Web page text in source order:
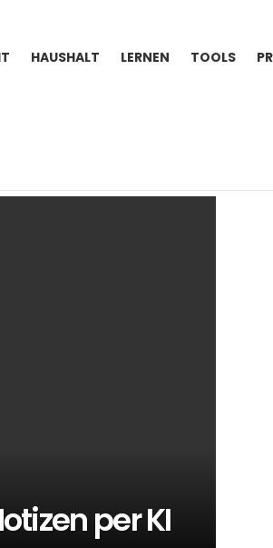
HAUSHALT LERNEN TOOLS
per KI